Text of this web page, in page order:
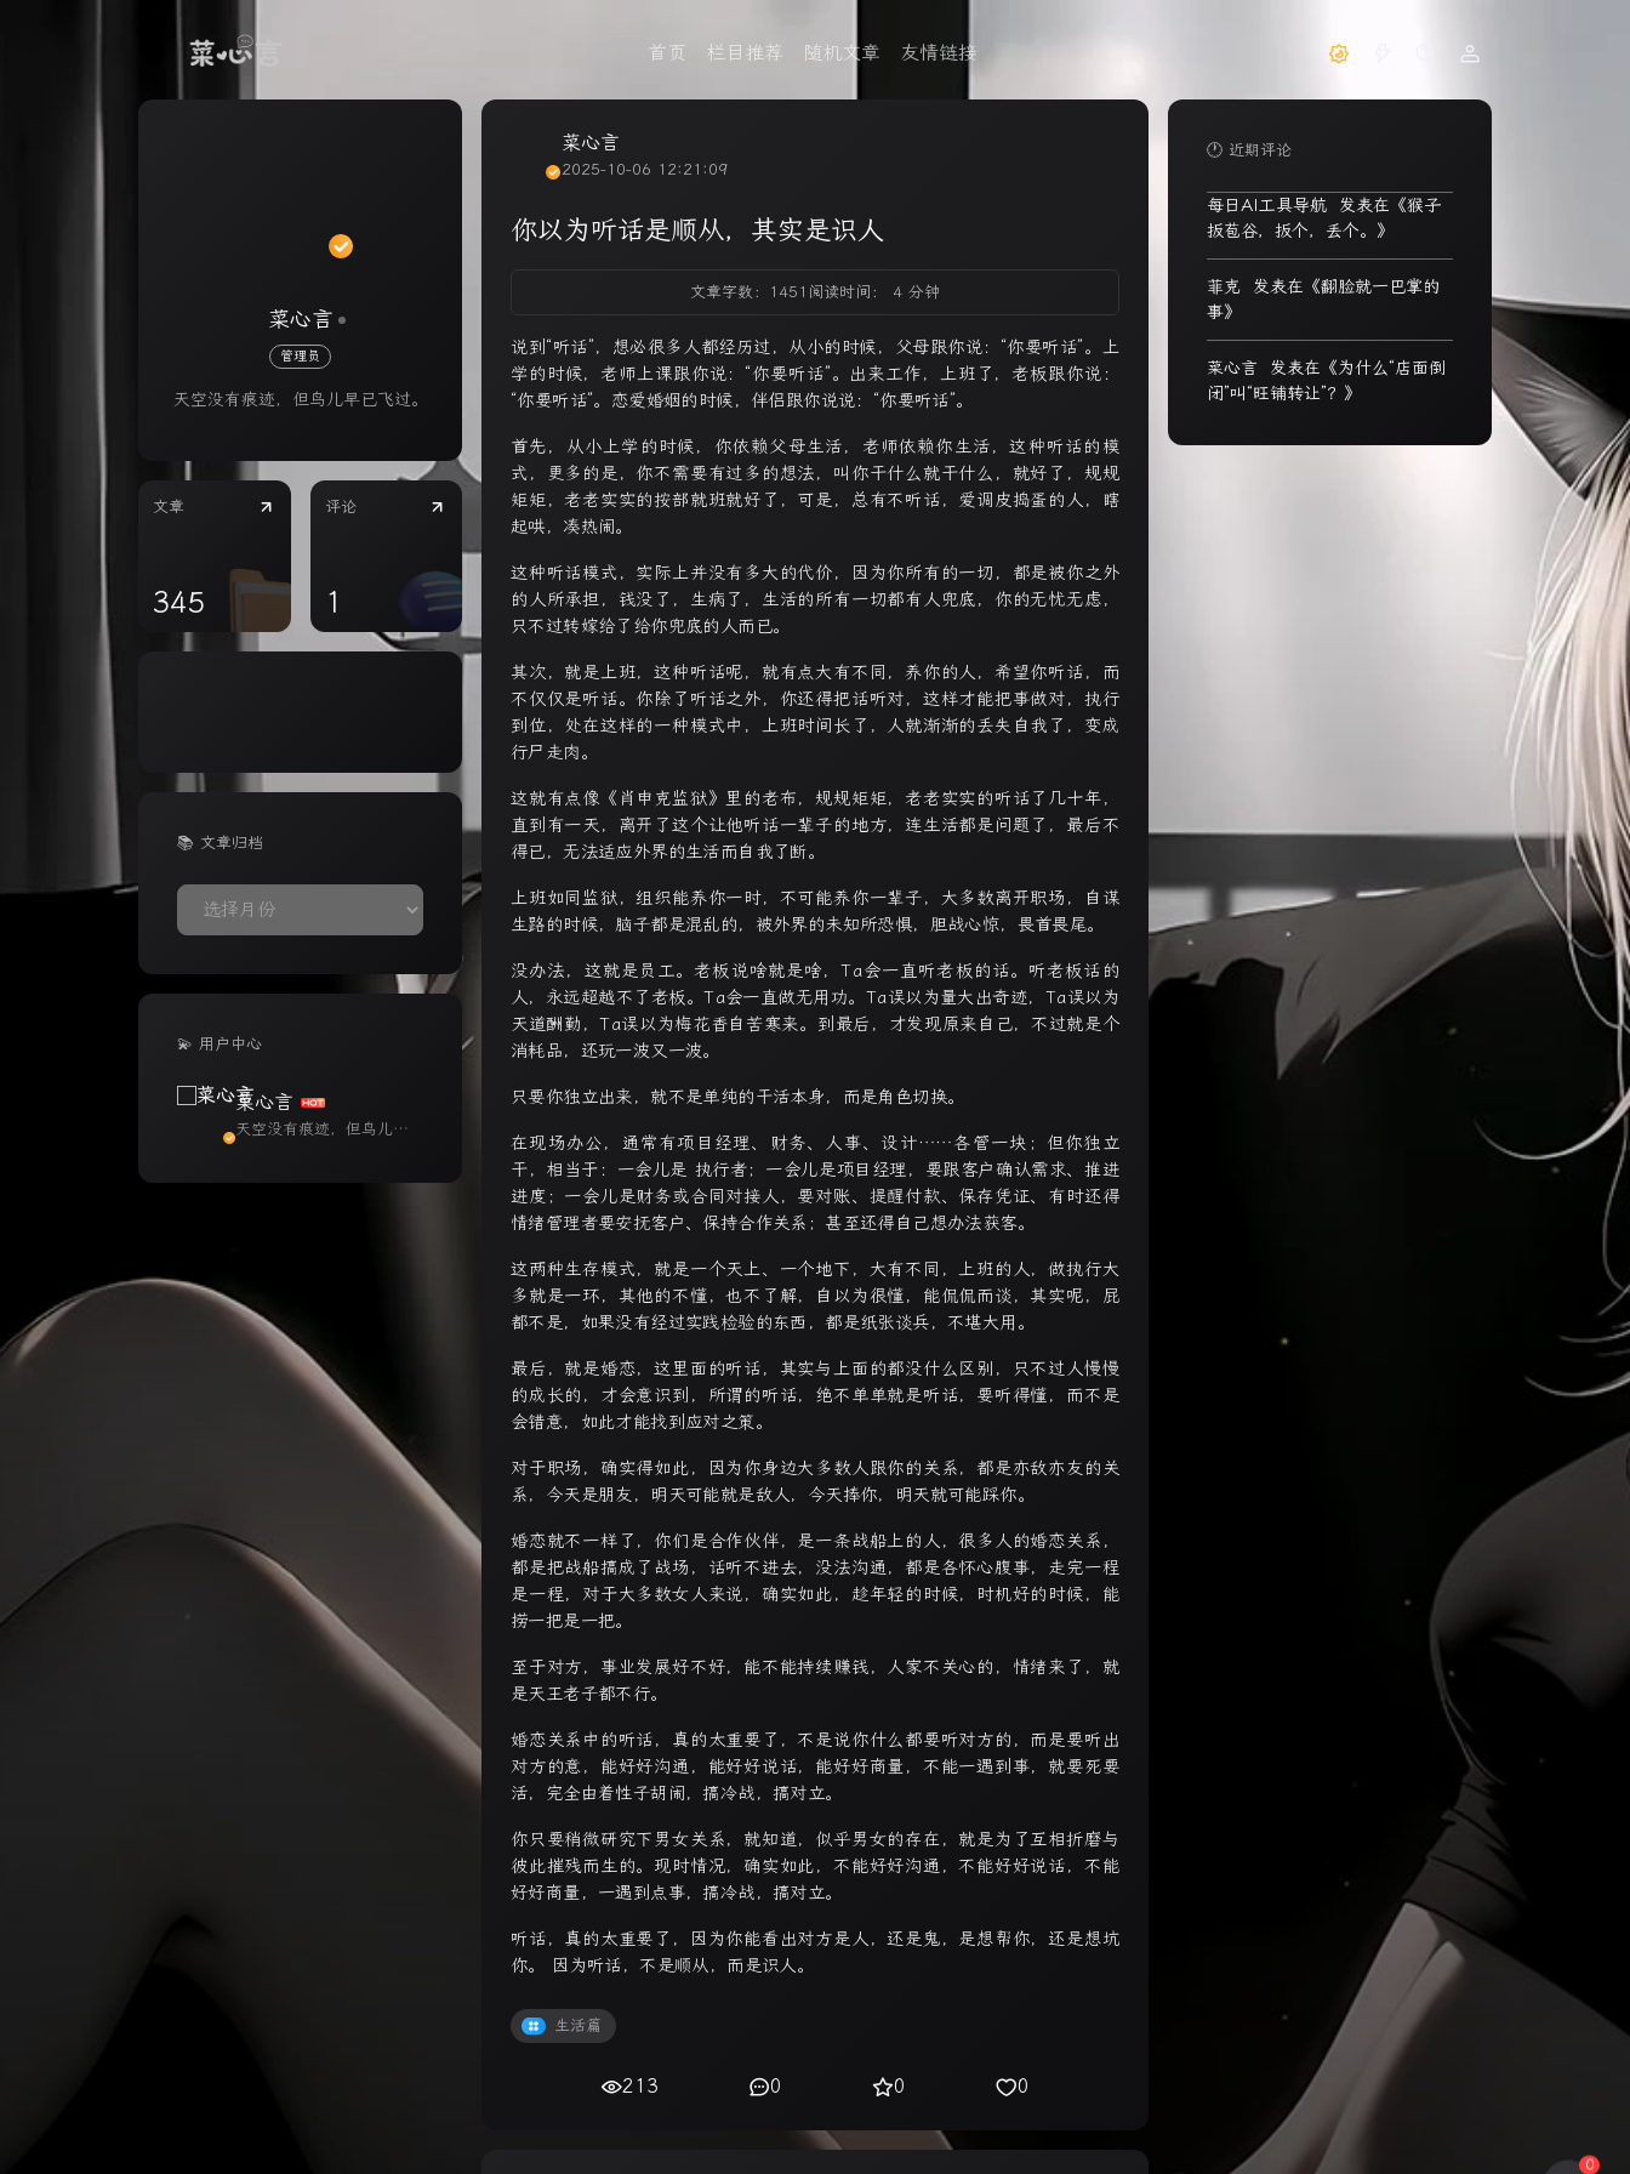
首页 栏目推荐 随机文章 友情链接
菜心言
管理员
天空没有痕迹，但鸟儿早已飞过。
文章
345
评论
1
📚 文章归档
📚
文
💫 用户中心
菜心言
天空没有痕迹，但鸟儿早
菜心言
2025-10-06 12:21:09
你以为听话是顺从，其实是识人
文章字数：1451 阅读时间： 4 分钟
说到“听话”，想必很多人都经历过，从小的时候，父母跟你说：“你要听话”。上
学的时候，老师上课跟你说：“你要听话”。出来工作，上班了，老板跟你说：
“你要听话”。恋爱婚姻的时候，伴侣跟你说说：“你要听话”。
首先，从小上学的时候，你依赖父母生活，老师依赖你生活，这种听话的模
式，更多的是，你不需要有过多的想法，叫你干什么就干什么，就好了，规规
矩矩，老老实实的按部就班就好了，可是，总有不听话，爱调皮捣蛋的人，瞎
起哄，凑热闹。
这种听话模式，实际上并没有多大的代价，因为你所有的一切，都是被你之外
的人所承担，钱没了，生病了，生活的所有一切都有人兜底，你的无忧无虑，
只不过转嫁给了给你兜底的人而已。
其次，就是上班，这种听话呢，就有点大有不同，养你的人，希望你听话，而
不仅仅是听话。你除了听话之外，你还得把话听对，这样才能把事做对，执行
到位，处在这样的一种模式中，上班时间长了，人就渐渐的丢失自我了，变成
行尸走肉。
这就有点像《肖申克监狱》里的老布，规规矩矩，老老实实的听话了几十年，
直到有一天，离开了这个让他听话一辈子的地方，连生活都是问题了，最后不
得已，无法适应外界的生活而自我了断。
上班如同监狱，组织能养你一时，不可能养你一辈子，大多数离开职场，自谋
生路的时候，脑子都是混乱的，被外界的未知所恐惧，胆战心惊，畏首畏尾。
没办法，这就是员工。老板说啥就是啥，Ta会一直听老板的话。听老板话的
人，永远超越不了老板。Ta会一直做无用功。Ta误以为量大出奇迹，Ta误以为
天道酬勤，Ta误以为梅花香自苦寒来。到最后，才发现原来自己，不过就是个
消耗品，还玩一波又一波。
只要你独立出来，就不是单纯的干活本身，而是角色切换。
在现场办公，通常有项目经理、财务、人事、设计……各管一块；但你独立
干，相当于： 一会儿是 执行者； 一会儿是项目经理，要跟客户确认需求、推进
进度；一会儿是财务或合同对接人，要对账、提醒付款、保存凭证、有时还得
情绪管理者要安抚客户、保持合作关系；甚至还得自己想办法获客。
这两种生存模式，就是一个天上、一个地下，大有不同，上班的人，做执行大
多就是一环，其他的不懂，也不了解，自以为很懂，能侃侃而谈，其实呢，屁
都不是，如果没有经过实践检验的东西，都是纸张谈兵，不堪大用。
最后，就是婚恋，这里面的听话，其实与上面的都没什么区别，只不过人慢慢
的成长的，才会意识到，所谓的听话，绝不单单就是听话，要听得懂，而不是
会错意，如此才能找到应对之策。
对于职场，确实得如此，因为你身边大多数人跟你的关系，都是亦敌亦友的关
系，今天是朋友，明天可能就是敌人，今天捧你，明天就可能踩你。
婚恋就不一样了，你们是合作伙伴，是一条战船上的人，很多人的婚恋关系，
都是把战船搞成了战场，话听不进去，没法沟通，都是各怀心腹事，走完一程
是一程，对于大多数女人来说，确实如此，趁年轻的时候，时机好的时候，能
捞一把是一把。
至于对方，事业发展好不好，能不能持续赚钱，人家不关心的，情绪来了，就
是天王老子都不行。
婚恋关系中的听话，真的太重要了，不是说你什么都要听对方的，而是要听出
对方的意，能好好沟通，能好好说话，能好好商量，不能一遇到事，就要死要
活，完全由着性子胡闹，搞冷战，搞对立。
你只要稍微研究下男女关系，就知道，似乎男女的存在，就是为了互相折磨与
彼此摧残而生的。现时情况，确实如此，不能好好沟通，不能好好说话，不能
好好商量，一遇到点事，搞冷战，搞对立。
听话，真的太重要了，因为你能看出对方是人，还是鬼，是想帮你，还是想坑
你。 因为听话，不是顺从，而是识人。
生活篇
213 0 0 0
🕐 近期评论
每日AI工具导航 发表在《猴子
扳苞谷，扳个，丢个。 》
菲克 发表在《翻脸就一巴掌的
事》
菜心言 发表在《为什么“店面倒
闭”叫“旺铺转让”？ 》
0